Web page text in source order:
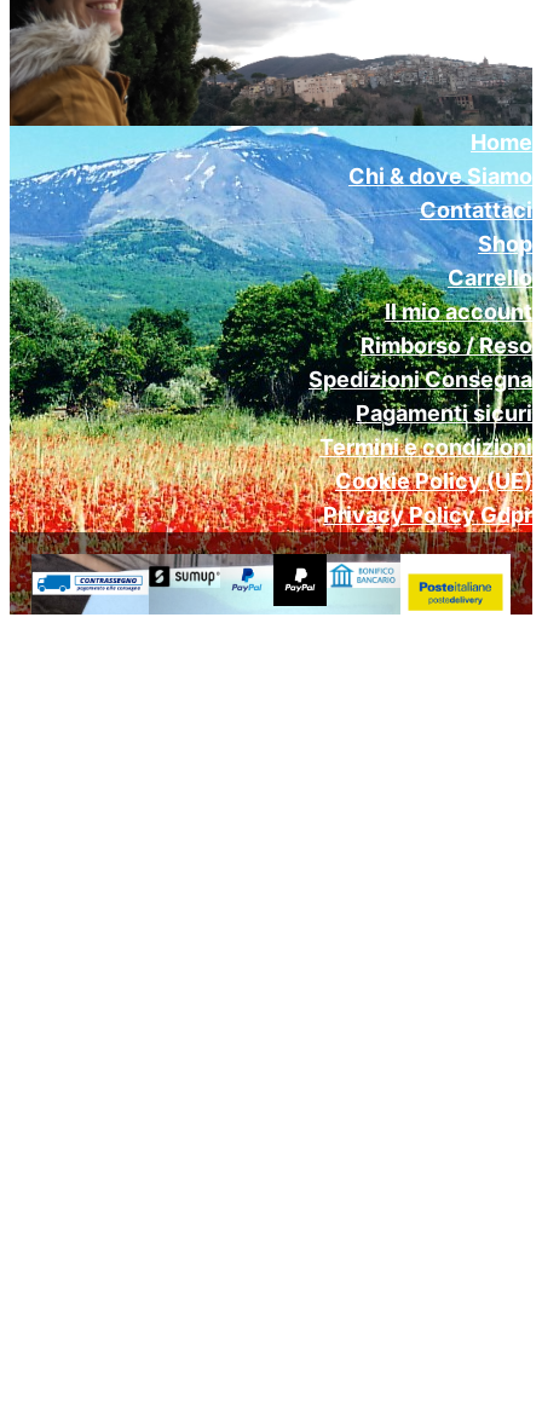
Home
Chi & dove Siamo
Contattaci
Shop
Carrello
Il mio account
Rimborso / Reso
Spedizioni Consegna
Pagamenti sicuri
Termini e condizioni
Cookie Policy (UE)
Privacy Policy Gdpr